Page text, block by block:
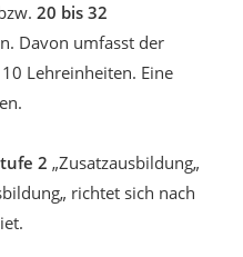
20 bis 32
Davon umfasst der
Lehreinheiten. Eine
2 „Zusatzausbildung„
richtet sich nach